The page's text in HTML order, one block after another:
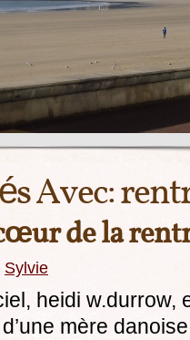
Avec:
de la
Sylvie
heidi w.durrow,
mère